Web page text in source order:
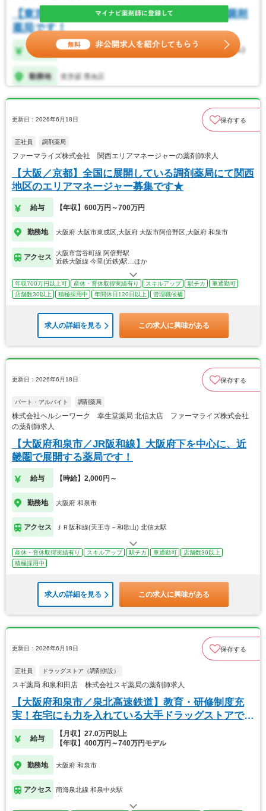
更新日：2026年6月18日 保存する
正社員 調剤薬局
ファーマライズ株式会社 関西エリアマネージャーの薬剤師求人
【大阪／京都】全国に展開している調剤薬局にて関西
地区のエリアマネージャー募集です★
給与 【年収】600万円～700万円
勤務地 大阪府 大阪市東成区,大阪府 大阪市阿倍野区,大阪府 和泉市
アクセス
大阪市営谷町線 阿倍野駅
近鉄大阪線 今里(近鉄)駅…ほか
年収700万円以上可 産休・育休取得実績有り スキルアップ 駅チカ
車通勤可
店舗数30以上
積極採用中 年間休日120日以上 管理職候補
求人の詳細を見る この求人に興味がある
更新日：2026年6月18日 保存する
パート・アルバイト 調剤薬局
株式会社ヘルシーワーク 幸生堂薬局 北信太店 ファーマライズ株式会社
の薬剤師求人
【大阪府和泉市／JR阪和線】大阪府下を中心に、近
畿圏で展開する薬局です！
給与 【時給】2,000円～
勤務地 大阪府 和泉市
アクセス ＪＲ阪和線(天王寺－和歌山) 北信太駅
産休・育休取得実績有り スキルアップ 駅チカ 車通勤可
店舗数30以上
積極採用中
求人の詳細を見る この求人に興味がある
更新日：2026年6月18日 保存する
正社員 ドラッグストア（調剤併設）
スギ薬局 和泉和田店 株式会社スギ薬局の薬剤師求人
【大阪府和泉市／泉北高速鉄道】教育・研修制度充
実！在宅にも力を入れている大手ドラッグストアで
す！
給与
【月収】27.0万円以上
【年収】400万円～740万円モデル
勤務地 大阪府 和泉市
アクセス 南海泉北線 和泉中央駅